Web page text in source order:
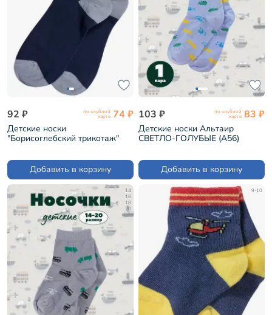
92 ₽ по клубной
карте 74 ₽
Детские носки
"Борисоглебский трикотаж"
Добавить в корзину
103 ₽ по клубной
карте 83 ₽
Детские носки Альтаир
СВЕТЛО-ГОЛУБЫЕ (А56)
Добавить в корзину
14
16
18
20
9-10